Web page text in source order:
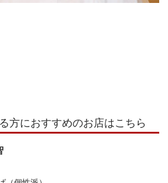
方におすすめのお店はこちら